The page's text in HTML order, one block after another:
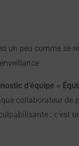
un peu comme se
d’équipe «
collaborateur de
: c’est